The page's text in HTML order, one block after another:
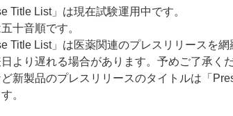
Title List」は現在試験運用中です。
十音順です。
Title List」は医薬関連のプレスリリースを
より遅れる場合があります。予めご了承くだ
新製品のプレスリリースのタイトルは「
。